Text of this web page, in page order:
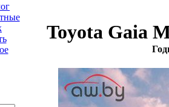
Toyota Gaia